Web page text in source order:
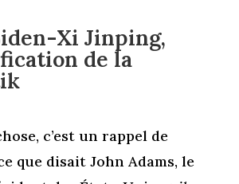
Xi Jinping,
de la
c’est un rappel de
que disait John Adams, le